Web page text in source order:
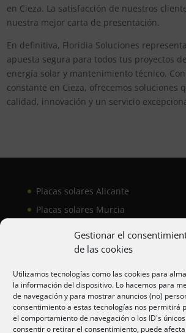
Gestionar el
de las cookies
Utilizamos tecnologías como las cookies para
la información del dispositivo. Lo hacemos para
de navegación y para mostrar anuncios (no)
consentimiento a estas tecnologías nos permitirá
el comportamiento de navegación o los ID's
consentir o retirar el consentimiento, puede
en Cieza. La satisfacción de nuestros
nuestra mejor carta de presentación.
En definitiva, Floridia Soluciones
apuesta segura para todos tus proyectos
energía solar y mantenimiento técnico.
constante en Cieza, ofrecemos soluciones
calidad, innovación y un servicio
Placas solares Alicante
Placas solares Murcia
Aire acondicionado Alicante
Aire acondicionador Murcia
Aire acondicionado San Juan